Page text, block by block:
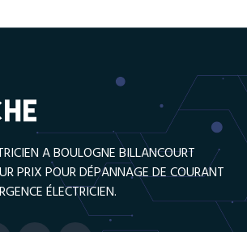
A BOULOGNE BILLANCOURT
PRIX POUR DÉPANNAGE DE COURANT
ÉLECTRICIEN.